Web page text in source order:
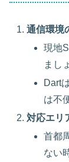
通信環境
現地
まし
Dart
は不
対応エリ
首都
ない